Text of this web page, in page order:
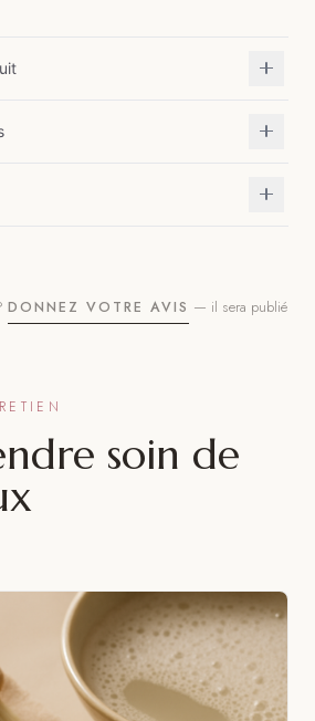
DONNEZ VOTRE AVIS — il sera publié
soin de